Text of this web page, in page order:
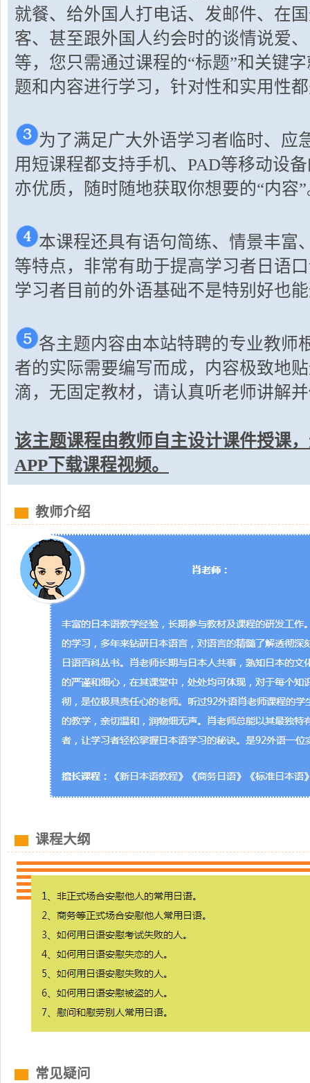
就餐、给外国人打电话、发邮件、在
客、甚至跟外国人约会时的谈情说爱
等，您只需通过课程的“标题”和关键
题和内容进行学习，针对性和实用性
为了满足广大外语学习者临时、应
用短课程都支持手机、PAD等移动设
亦优质，随时随地获取你想要的“内容
本课程还具有语句简练、情景丰富
等特点，非常有助于提高学习者日语
学习者目前的外语基础不是特别好也
各主题内容由本站特聘的专业教师
者的实际需要编写而成，内容极致地
滴，无固定教材，请认真听老师讲解
该主题课程由教师自主设计课件授课
APP下载课程视频。
教师介绍
课程大纲
常见疑问